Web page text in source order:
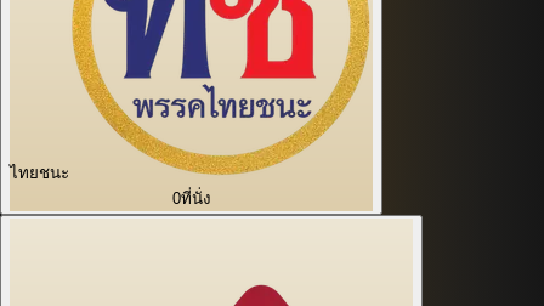
ไทยชนะ
0ที่นั่ง